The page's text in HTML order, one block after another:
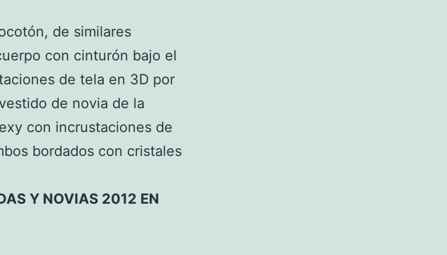
de similares
con cinturón bajo el
de tela en 3D por
de novia de la
con incrustaciones de
bordados con cristales
Y NOVIAS 2012 EN